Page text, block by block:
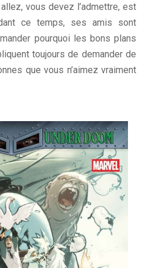
allez, vous devez l’admettre, est
ce temps, ses amis sont
pourquoi les bons plans
toujours de demander de
que vous n’aimez vraiment